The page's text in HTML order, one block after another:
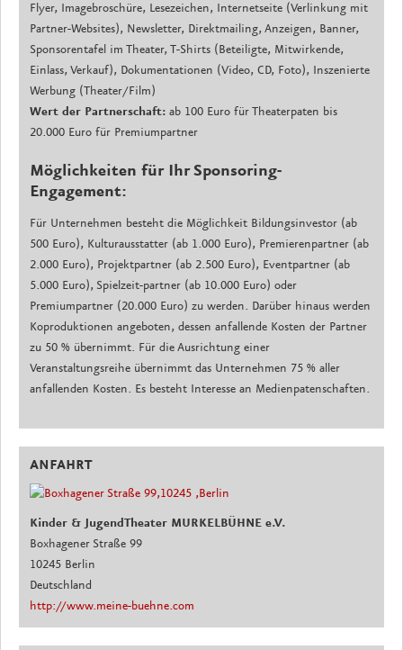
Flyer, Imagebroschüre, Lesezeichen, Internetseite (Verlinkung mit
Partner-Websites), Newsletter, Direktmailing, Anzeigen, Banner,
Sponsorentafel im Theater, T-Shirts (Beteiligte, Mitwirkende,
Einlass, Verkauf), Dokumentationen (Video, CD, Foto), Inszenierte
Werbung (Theater/Film)
Wert der Partnerschaft: ab 100 Euro für Theaterpaten bis
20.000 Euro für Premiumpartner
Möglichkeiten für Ihr Sponsoring-
Engagement:
Für Unternehmen besteht die Möglichkeit Bildungsinvestor (ab
500 Euro), Kulturausstatter (ab 1.000 Euro), Premierenpartner (ab
2.000 Euro), Projektpartner (ab 2.500 Euro), Eventpartner (ab
5.000 Euro), Spielzeit-partner (ab 10.000 Euro) oder
Premiumpartner (20.000 Euro) zu werden. Darüber hinaus werden
Koproduktionen angeboten, dessen anfallende Kosten der Partner
zu 50 % übernimmt. Für die Ausrichtung einer
Veranstaltungsreihe übernimmt das Unternehmen 75 % aller
anfallenden Kosten. Es besteht Interesse an Medienpatenschaften.
ANFAHRT
Kinder & JugendTheater MURKELBÜHNE e.V.
Boxhagener Straße 99
10245 Berlin
Deutschland
http://www.meine-buehne.com